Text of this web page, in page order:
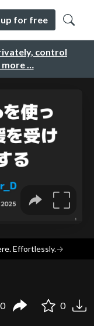
control
more …
up for free
Effortlessly.→
0